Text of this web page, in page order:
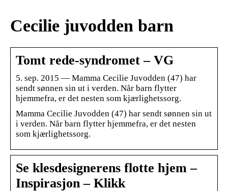
Cecilie juvodden barn
Tomt rede-syndromet – VG
5. sep. 2015 — Mamma Cecilie Juvodden (47) har
sendt sønnen sin ut i verden. Når barn flytter
hjemmefra, er det nesten som kjærlighetssorg.
Mamma Cecilie Juvodden (47) har sendt sønnen sin ut
i verden. Når barn flytter hjemmefra, er det nesten
som kjærlighetssorg.
Se klesdesignerens flotte hjem –
Inspirasjon – Klikk